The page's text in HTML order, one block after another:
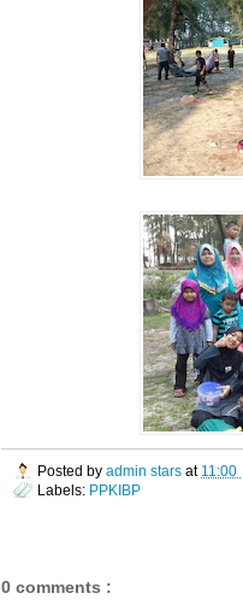
Posted by admin stars at 11:00
Labels: PPKIBP
0 comments :